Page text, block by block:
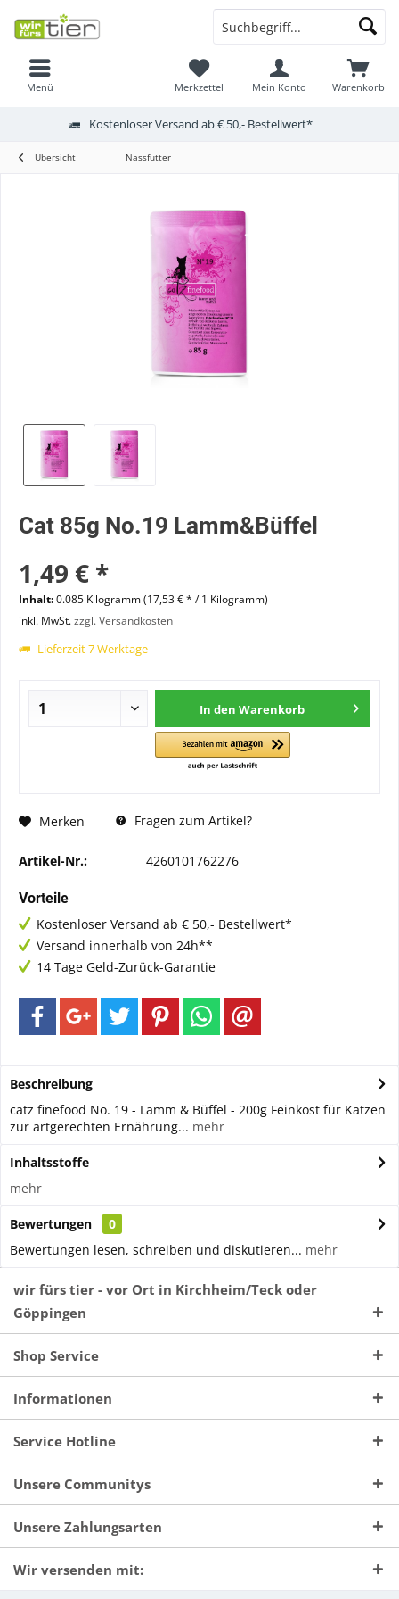
Menü Warenkorb
Merkzettel Mein Konto
Kostenloser Versand ab € 50,- Bestellwert*
Übersicht Nassfutter
Cat 85g No.19 Lamm&Büffel
1,49 € *
Inhalt:0.085 Kilogramm (17,53 € * / 1 Kilogramm)
inkl. MwSt.zzgl. Versandkosten
Lieferzeit 7 Werktage
In den Warenkorb
Merken Fragen zum Artikel?
Artikel-Nr.: 4260101762276
Vorteile
Kostenloser Versand ab € 50,- Bestellwert*
Versand innerhalb von 24h**
14 Tage Geld-Zurück-Garantie
Beschreibung
catz finefood No. 19 - Lamm & Büffel - 200g Feinkost für Katzen
zur artgerechten Ernährung... mehr
Inhaltsstoffe
mehr
Bewertungen
0
Bewertungen lesen, schreiben und diskutieren... mehr
wir fürs tier - vor Ort in Kirchheim/Teck oder
Göppingen
Shop Service
Informationen
Service Hotline
Unsere Communitys
Unsere Zahlungsarten
Wir versenden mit: